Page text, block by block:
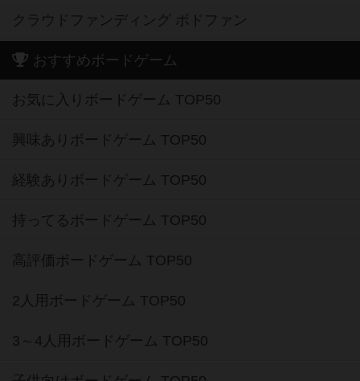
クラウドファンディング ボドファン
おすすめボードゲーム
お気に入りボードゲーム TOP50
興味ありボードゲーム TOP50
経験ありボードゲーム TOP50
持ってるボードゲーム TOP50
高評価ボードゲーム TOP50
2人用ボードゲーム TOP50
3～4人用ボードゲーム TOP50